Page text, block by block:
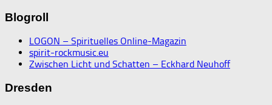
Blogroll
LOGON – Spirituelles Online-Magazin
spirit-rockmusic.eu
Zwischen Licht und Schatten – Eckhard Neuhoff
Dresden